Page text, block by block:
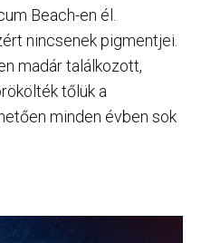
Beach-en él.
nincsenek pigmentjei.
madár találkozott,
tőlük a
minden évben sok